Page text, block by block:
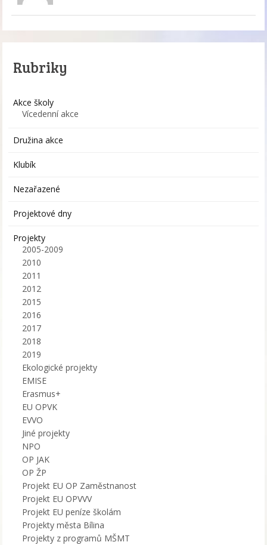
Rubriky
Akce školy
Vícedenní akce
Družina akce
Klubík
Nezařazené
Projektové dny
Projekty
2005-2009
2010
2011
2012
2015
2016
2017
2018
2019
Ekologické projekty
EMISE
Erasmus+
EU OPVK
EVVO
Jiné projekty
NPO
OP JAK
OP ŽP
Projekt EU OP Zaměstnanost
Projekt EU OPVVV
Projekt EU peníze školám
Projekty města Bílina
Projekty z programů MŠMT